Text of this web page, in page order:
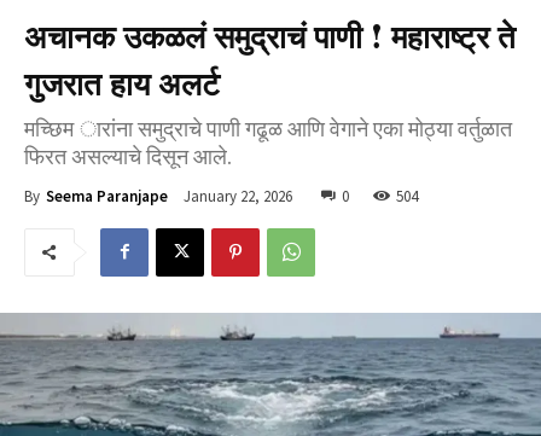
अचानक उकळलं समुद्राचं पाणी ! महाराष्ट्र ते
गुजरात हाय अलर्ट
मच्छिम ारांना समुद्राचे पाणी गढूळ आणि वेगाने एका मोठ्या वर्तुळात
फिरत असल्याचे दिसून आले.
By Seema Paranjape January 22, 2026 0 504